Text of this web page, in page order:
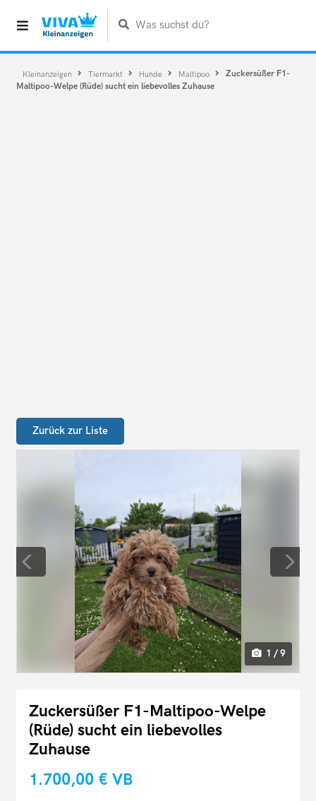
Was suchst du?
Kleinanzeigen Tiermarkt Hunde Maltipoo
Zuckersüßer F1-
Maltipoo-Welpe (Rüde) sucht ein liebevolles Zuhause
Zurück zur Liste
1 / 9
Zuckersüßer F1-Maltipoo-Welpe
(Rüde) sucht ein liebevolles
Zuhause
1.700,00 € VB